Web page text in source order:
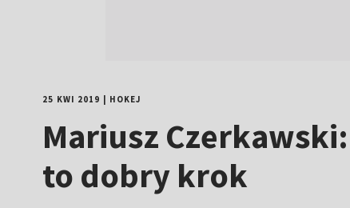
25 KWI 2019 HOKEJ
Mariusz
to dobry krok